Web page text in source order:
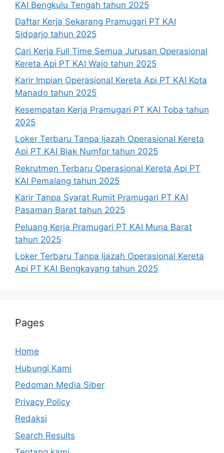
KAI Bengkulu Tengah tahun 2025
Daftar Kerja Sekarang Pramugari PT KAI
Sidoarjo tahun 2025
Cari Kerja Full Time Semua Jurusan Operasional
Kereta Api PT KAI Wajo tahun 2025
Karir Impian Operasional Kereta Api PT KAI Kota
Manado tahun 2025
Kesempatan Kerja Pramugari PT KAI Toba tahun
2025
Loker Terbaru Tanpa Ijazah Operasional Kereta
Api PT KAI Biak Numfor tahun 2025
Rekrutmen Terbaru Operasional Kereta Api PT
KAI Pemalang tahun 2025
Karir Tanpa Syarat Rumit Pramugari PT KAI
Pasaman Barat tahun 2025
Peluang Kerja Pramugari PT KAI Muna Barat
tahun 2025
Loker Terbaru Tanpa Ijazah Operasional Kereta
Api PT KAI Bengkayang tahun 2025
Pages
Home
Hubungi Kami
Pedoman Media Siber
Privacy Policy
Redaksi
Search Results